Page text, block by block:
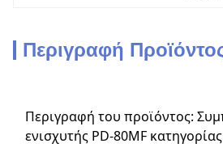
Περιγραφή
Περιγραφή του προϊόντος:
ενισχυτής PD-80MF